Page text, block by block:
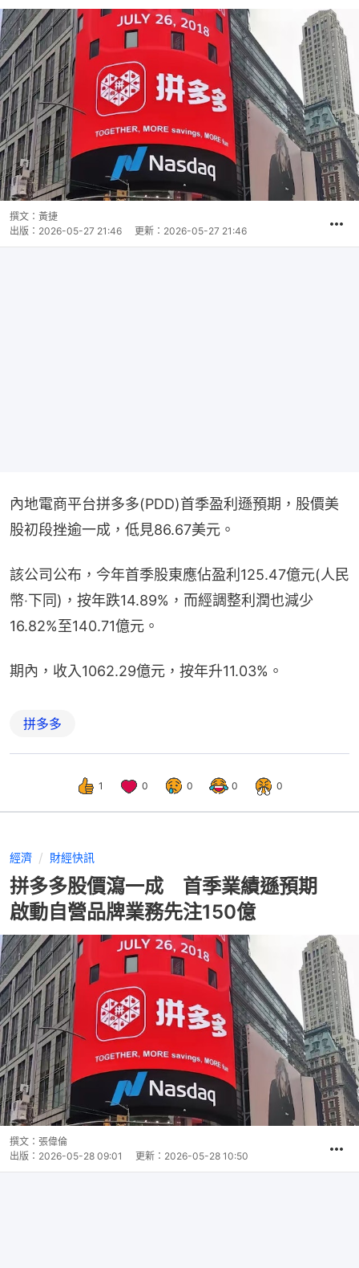
撰文： 黃捷
出版： 2026-05-27 21:46 更新： 2026-05-27 21:46
內地電商平台拼多多(PDD)首季盈利遜預期，股價美
股初段挫逾一成，低見86.67美元。
該公司公布，今年首季股東應佔盈利125.47億元(人民
幣‧下同)，按年跌14.89%，而經調整利潤也減少
16.82%至140.71億元。
期內，收入1062.29億元，按年升11.03%。
拼多多
1 0 0 0 0
經濟 財經快訊
拼多多股價瀉一成 首季業績遜預期
啟動自營品牌業務先注150億
撰文： 張偉倫
出版： 2026-05-28 09:01 更新： 2026-05-28 10:50